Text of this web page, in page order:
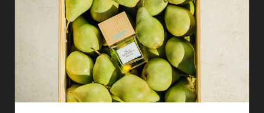
KARAK
VON
BORNTOSTANDOUT
–
DIE
EXTRAIT
EXTRÈME
COLLECTION